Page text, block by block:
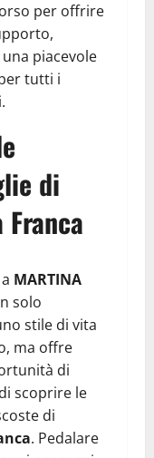
per offrire
piacevole
tutti i
di
MARTINA
solo
stile di vita
ma offre
di
scoprire le
di
. Pedalare